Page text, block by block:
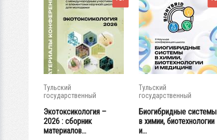
Тульский
государственный
Экотоксикология –
2026 : сборник
материалов...
Тульский
государственный
Биогибридные системы
в химии, биотехнологии
и...